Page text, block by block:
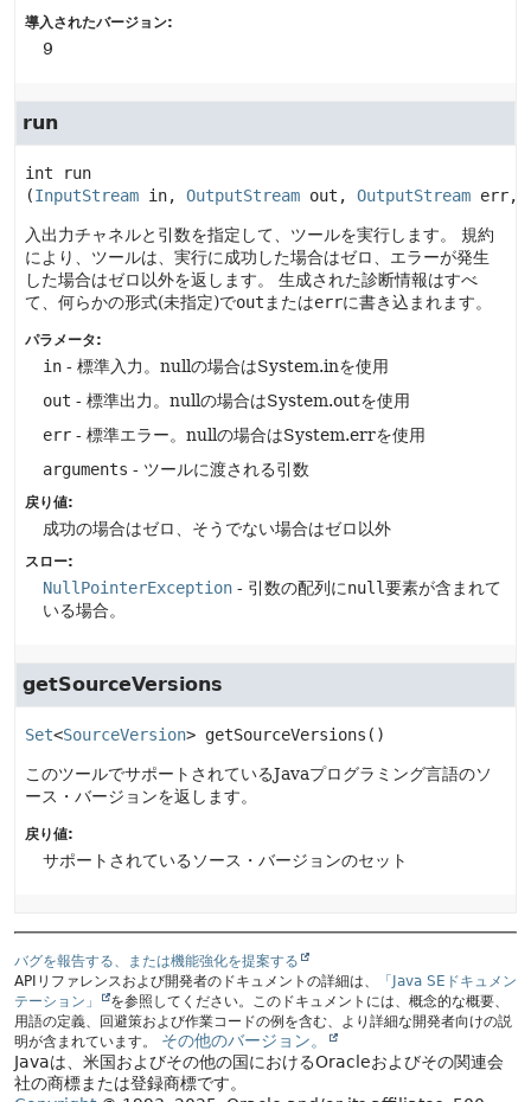
導入されたバージョン:
9
run
int
run
(InputStream in, OutputStream out, OutputStream err,
入出力チャネルと引数を指定して、ツールを実行します。
規約
により、ツールは、実行に成功した場合はゼロ、エラーが発生
した場合はゼロ以外を返します。
生成された診断情報はすべ
て、何らかの形式(未指定)でout またはerrに書き込まれます。
パラメータ:
in - 標準入力。nullの場合はSystem.inを使用
out - 標準出力。nullの場合はSystem.outを使用
err - 標準エラー。nullの場合はSystem.errを使用
arguments - ツールに渡される引数
戻り値:
成功の場合はゼロ、そうでない場合はゼロ以外
スロー:
NullPointerException - 引数の配列にnull要素が含まれて
いる場合。
getSourceVersions
Set<SourceVersion> getSourceVersions ()
このツールでサポートされているJavaプログラミング言語のソ
ース・バージョンを返します。
戻り値:
サポートされているソース・バージョンのセット
バグを報告する、または機能強化を提案する
APIリファレンスおよび開発者のドキュメントの詳細は、
「Java SEドキュメン
テーション」
を参照してください。このドキュメントには、概念的な概要、
用語の定義、回避策および作業コードの例を含む、より詳細な開発者向けの説
明が含まれています。
その他のバージョン。
Javaは、米国およびその他の国におけるOracleおよびその関連会
社の商標または登録商標です。